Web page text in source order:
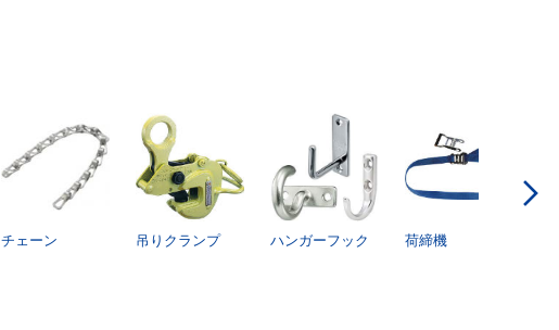
チェーン 吊りクランプ ハンガーフック 荷締機